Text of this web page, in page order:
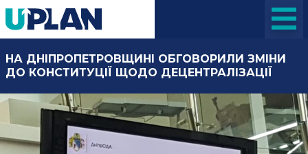
НА ДНІПРОПЕТРОВЩИНІ ОБГОВОРИЛИ ЗМІНИ
ДО КОНСТИТУЦІЇ ЩОДО ДЕЦЕНТРАЛІЗАЦІЇ